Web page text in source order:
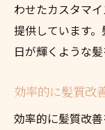
わせたカスタマ
提供しています
日が輝くような
効率的に髪質改
効率的に髪質改